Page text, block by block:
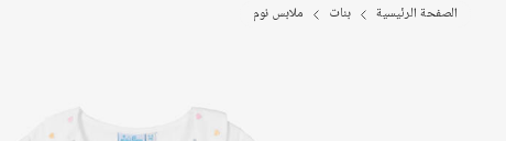
الصفحة الرئيسية بنات ملابس نوم